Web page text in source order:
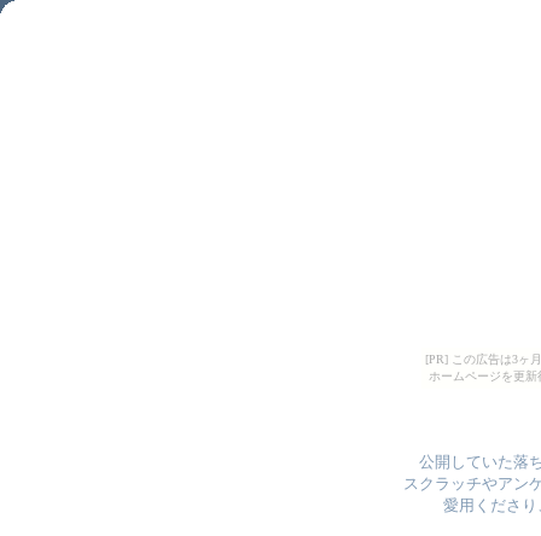
[PR] この広告は3ヶ
ホームページを更
公開していた落
スクラッチやアン
愛用くださ